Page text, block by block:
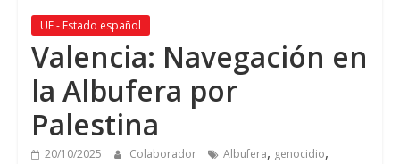
UE - Estado español
Valencia: Navegación en
la Albufera por
Palestina
20/10/2025 Colaborador Albufera, genocidio,